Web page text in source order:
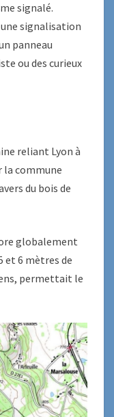
signalé.
signalisation
panneau
ou des curieux
reliant Lyon à
la commune
du bois de
globalement
et 6 mètres de
permettait le